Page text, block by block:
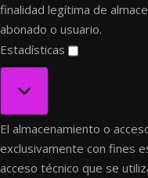
finalidad legítima de
abonado o usuario.
Estadísticas
Estadísticas
El almacenamiento o
exclusivamente con fines
acceso técnico que se